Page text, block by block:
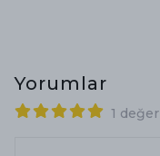
Yorumlar
1